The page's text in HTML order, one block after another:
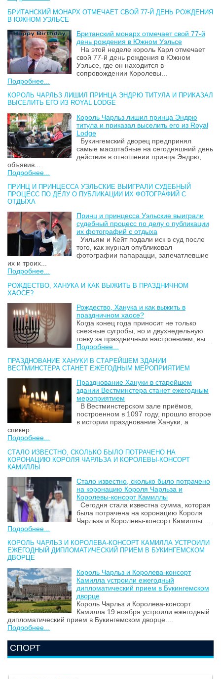
БРИТАНСКИЙ МОНАРХ ОТМЕЧАЕТ СВОЙ 77-Й ДЕНЬ РОЖДЕНИЯ
В ЮЖНОМ УЭЛЬСЕ
Британский монарх отмечает свой 77-й
день рождения в Южном Уэльсе
На этой неделе король Карл отмечает
свой 77-й день рождения в Южном
Уэльсе, где он находится в
сопровождении Королевы...
Подробнее...
КОРОЛЬ ЧАРЛЬЗ ЛИШИЛ ПРИНЦА ЭНДРЮ ТИТУЛА И ПРИКАЗАЛ
ВЫСЕЛИТЬ ЕГО ИЗ ROYAL LODGE
Король Чарльз лишил принца Эндрю
титула и приказал выселить его из Royal
Lodge
Букингемский дворец предпринял
самые масштабные на сегодняшний день
действия в отношении принца Эндрю,
объявив...
Подробнее...
ПРИНЦ И ПРИНЦЕССА УЭЛЬСКИЕ ВЫИГРАЛИ СУДЕБНЫЙ
ПРОЦЕСС ПО ДЕЛУ О ПУБЛИКАЦИИ ИХ ФОТОГРАФИЙ С
ОТДЫХА
Принц и принцесса Уэльские выиграли
судебный процесс по делу о публикации
их фотографий с отдыха
Уильям и Кейт подали иск в суд после
того, как журнал опубликовал
фотографии папарацци, запечатлевшие
их и троих...
Подробнее...
РОЖДЕСТВО, ХАНУКА И КАК ВЫЖИТЬ В ПРАЗДНИЧНОМ
ХАОСЕ?
Рождество, Ханука и как выжить в
праздничном хаосе?
Когда конец года приносит не только
снежные сугробы, но и двухнедельную
гонку за праздничным настроением, вы...
Подробнее...
ПРАЗДНОВАНИЕ ХАНУКИ В СТАРЕЙШЕМ ЗДАНИИ
ВЕСТМИНСТЕРА СТАНЕТ ЕЖЕГОДНЫМ МЕРОПРИЯТИЕМ
Празднование Хануки в старейшем
здании Вестминстера станет ежегодным
мероприятием
В Вестминстерском зале приёмов,
построенном в 1097 году, прошло второе
в истории празднование Хануки, а
спикер...
Подробнее...
СТАЛО ИЗВЕСТНО, СКОЛЬКО БЫЛО ПОТРАЧЕНО НА
КОРОНАЦИЮ КОРОЛЯ ЧАРЛЬЗА И КОРОЛЕВЫ-КОНСОРТ
КАМИЛЛЫ
Стало известно, сколько было потрачено
на коронацию Короля Чарльза и
Королевы-консорт Камиллы
Сегодня стала известна сумма, которая
была потрачена на коронацию Короля
Чарльза и Королевы-консорт Камиллы....
Подробнее...
КОРОЛЬ ЧАРЛЬЗ И КОРОЛЕВА-КОНСОРТ КАМИЛЛА УСТРОИЛИ
ЕЖЕГОДНЫЙ ДИПЛОМАТИЧЕСКИЙ ПРИЕМ В БУКИНГЕМСКОМ
ДВОРЦЕ
Король Чарльз и Королева-консорт
Камилла устроили ежегодный
дипломатический прием в Букингемском
дворце
Король Чарльз и Королева-консорт
Камилла 19 ноября устроили ежегодный
дипломатический прием в Букингемском дворце....
Подробнее...
СПОРТ